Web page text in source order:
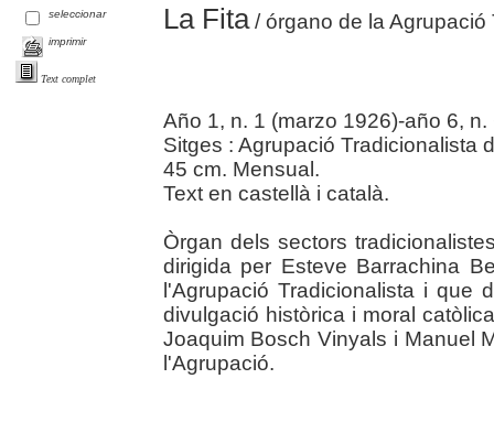
seleccionar
imprimir
Text complet
La Fita/ órgano de la Agrupació
Año 1, n. 1 (marzo 1926)-año 6,
Sitges : Agrupació Tradicionalista
45 cm. Mensual.
Text en castellà i català.
Òrgan dels sectors
dirigida per Esteve Barrachina
l'Agrupació Tradicionalista i que
divulgació històrica i moral
Joaquim Bosch Vinyals i Manuel
l'Agrupació.